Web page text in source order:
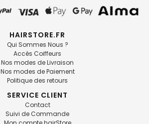
HAIRSTORE.FR
Qui Sommes Nous ?
Accès Coiffeurs
Nos modes de Livraison
Nos modes de Paiement
Politique des retours
SERVICE CLIENT
Contact
Suivi de Commande